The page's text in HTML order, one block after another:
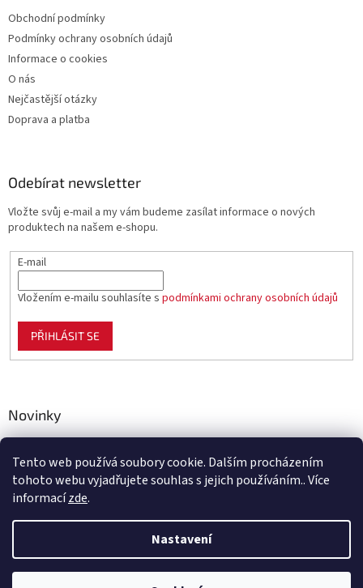
Tento web používá soubory cookie. Dalším procházením
tohoto webu vyjadřujete souhlas s jejich používáním.. Více
informacízde.
Nastavení
Obchodní podmínky
Podmínky ochrany osobních údajů
Informace o cookies
O nás
Nejčastější otázky
Doprava a platba
Odebírat newsletter
Vložte svůj e-mail a my vám budeme zasílat informace o nových
produktech na našem e-shopu.
E-mail
Vložením e-mailu souhlasíte s podmínkami ochrany osobních údajů
PŘIHLÁSIT SE
Novinky
zahradu, chov i domácnost
Copyright 2026Benco.cz. Všechna práva vyhrazena.Upravit